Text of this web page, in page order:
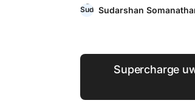
Sudarshan
Supercharge